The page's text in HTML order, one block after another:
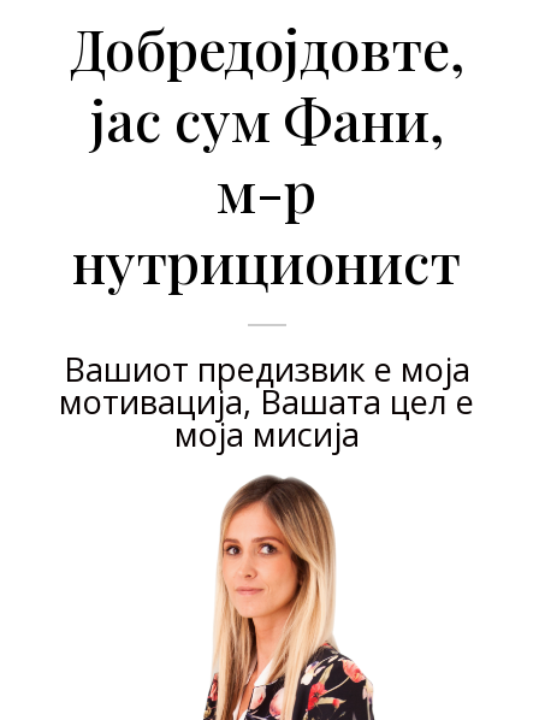
Добредојдовте,
јас сум Фани,
м-р
нутриционист
Вашиот предизвик е моја
мотивација, Вашата цел е
моја мисија